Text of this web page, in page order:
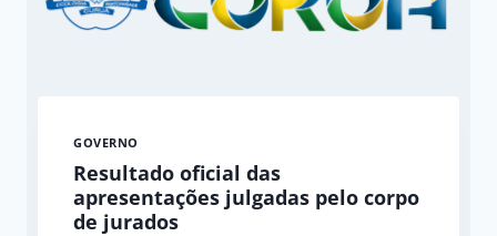
GOVERNO
Resultado oficial das
apresentações julgadas pelo corpo
de jurados